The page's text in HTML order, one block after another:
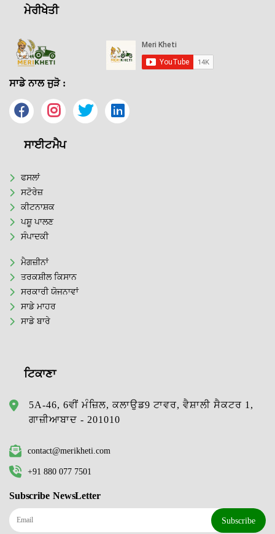
ਮੇਰੀਖੇਤੀ
ਸਾਡੇ ਨਾਲ ਜੁੜੋ :
ਸਾਈਟਮੈਪ
ਫਸਲਾਂ
ਸਟੋਰੇਜ਼
ਕੀਟਨਾਸ਼ਕ
ਪਸ਼ੂ ਪਾਲਣ
ਸੰਪਾਦਕੀ
ਮੈਗਜ਼ੀਨਾਂ
ਤਰਕਸ਼ੀਲ ਕਿਸਾਨ
ਸਰਕਾਰੀ ਯੋਜਨਾਵਾਂ
ਸਾਡੇ ਮਾਹਰ
ਸਾਡੇ ਬਾਰੇ
ਟਿਕਾਣਾ
5A-46, 6ਵੀਂ ਮੰਜ਼ਿਲ, ਕਲਾਉਡ9 ਟਾਵਰ, ਵੈਸ਼ਾਲੀ ਸੈਕਟਰ 1,
ਗਾਜ਼ੀਆਬਾਦ - 201010
contact@merikheti.com
+91 880 077 7501
Subscribe NewsLetter
Subscribe